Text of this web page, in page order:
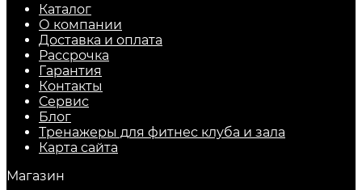
Каталог
О компании
Доставка и оплата
Рассрочка
Гарантия
Контакты
Сервис
Блог
Тренажеры для фитнес клуба и зала
Карта сайта
Магазин